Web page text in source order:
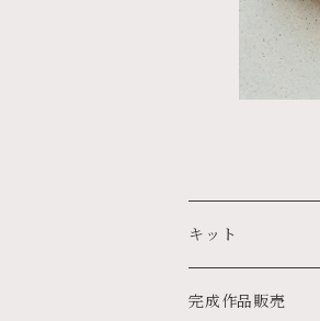
キット
完成作品販売